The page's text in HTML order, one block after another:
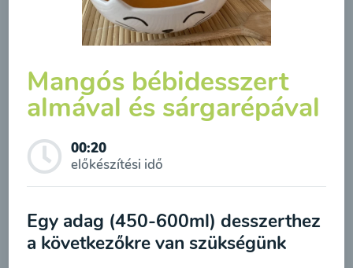
Brokkolileves
Mangós bébidesszert
almával és sárgarépával
00:20
előkészítési idő
Egy adag (450-600ml) desszerthez
a következőkre van szükségünk
Feliratkozás a hírlevélre
A hírlevélre való feliratkozásom elküldésével
hozzájárulok a személyes adatok